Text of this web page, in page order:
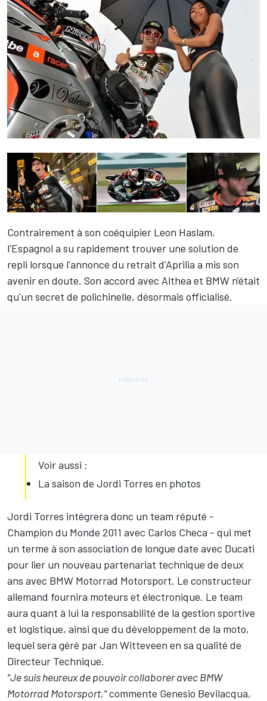
Contrairement à son coéquipier Leon Haslam,
l'Espagnol a su rapidement trouver une solution de
repli lorsque l'annonce du retrait d'Aprilia a mis son
avenir en doute. Son accord avec Althea et BMW n'était
qu'un secret de polichinelle, désormais officialisé.
Voir aussi :
La saison de Jordi Torres en photos
Jordi Torres intégrera donc un team réputé -
Champion du Monde 2011 avec Carlos Checa - qui met
un terme à son association de longue date avec Ducati
pour lier un nouveau partenariat technique de deux
ans avec BMW Motorrad Motorsport. Le constructeur
allemand fournira moteurs et électronique. Le team
aura quant à lui la responsabilité de la gestion sportive
et logistique, ainsi que du développement de la moto,
lequel sera géré par Jan Witteveen en sa qualité de
Directeur Technique.
"Je suis heureux de pouvoir collaborer avec BMW
Motorrad Motorsport,"commente Genesio Bevilacqua,